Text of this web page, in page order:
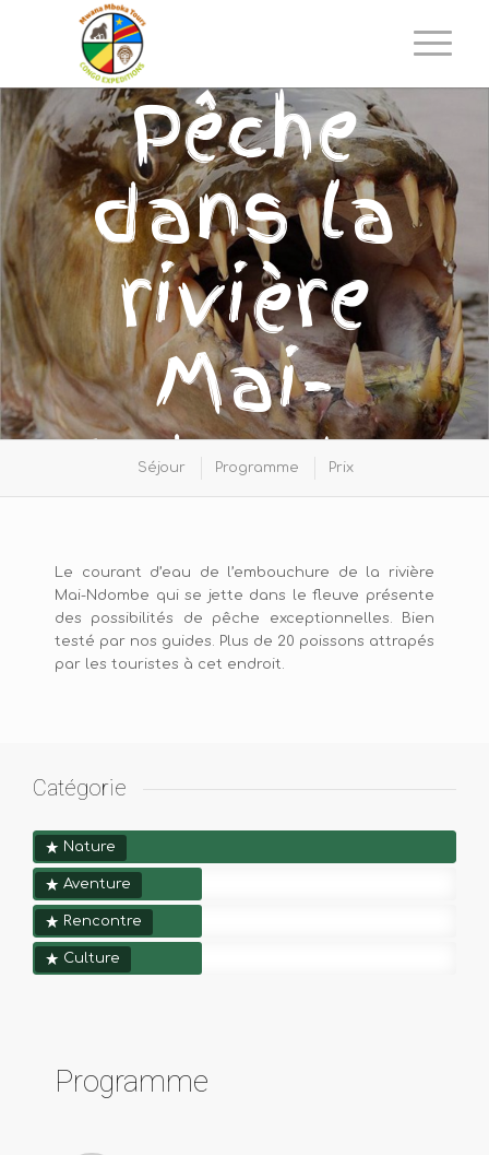
Pêche
dans la
rivière
Mai-
Ndombe
Séjour Programme Prix
Le courant d’eau de l’embouchure de la rivière
Mai-Ndombe qui se jette dans le fleuve présente
des possibilités de pêche exceptionnelles. Bien
testé par nos guides. Plus de 20 poissons attrapés
par les touristes à cet endroit.
Catégorie
Nature
Aventure
Rencontre
Culture
Programme